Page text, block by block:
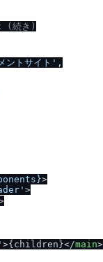
続き)
ントサイト' ,
>
>
>{children}</main>